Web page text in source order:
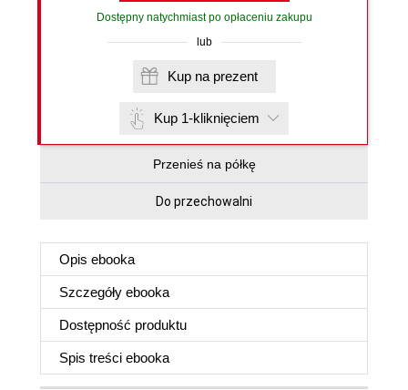
Dostępny natychmiast po opłaceniu zakupu
lub
Kup na prezent
Kup 1-kliknięciem
Przenieś na półkę
Do przechowalni
Opis ebooka
Szczegóły ebooka
Dostępność produktu
Spis treści ebooka